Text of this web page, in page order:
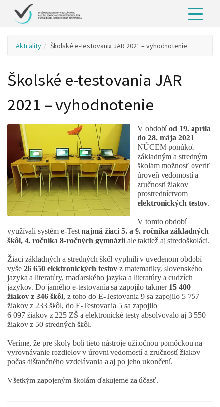
Aktuality Školské e-testovania JAR 2021 – vyhodnotenie
Školské e-testovania JAR
2021 – vyhodnotenie
V obdobíod 19. apríla
do 28. mája 2021
NÚCEM ponúkol
základným a stredným
školám možnosť overiť
úroveň vedomostí a
zručností žiakov
prostredníctvom
elektronických testov.
V tomto období
využívali systém e-Test najmä žiaci 5. a 9. ročníka základných
škôl, 4. ročníka 8-ročných gymnáziíale taktiež aj stredoškoláci.
Žiaci základných a stredných škôl vyplnili v uvedenom období
vyše 26 650 elektronických testov z matematiky, slovenského
jazyka a literatúry, maďarského jazyka a literatúry a cudzích
jazykov. Do jarného e-testovania sa zapojilo takmer 15 400
žiakov z 346 škôl, z toho do E-Testovania 9 sa zapojilo 5 757
žiakov z 233 škôl, do E-Testovania 5 sa zapojilo
6 097 žiakov z 225 ZŠ a elektronické testy absolvovalo aj 3 550
žiakov z 50 stredných škôl.
Veríme, že pre školy boli tieto nástroje užitočnou pomôckou na
vyrovnávanie rozdielov v úrovni vedomostí a zručností žiakov
počas dištančného vzdelávania a aj po jeho ukončení.
Všetkým zapojeným školám ďakujeme za účasť.